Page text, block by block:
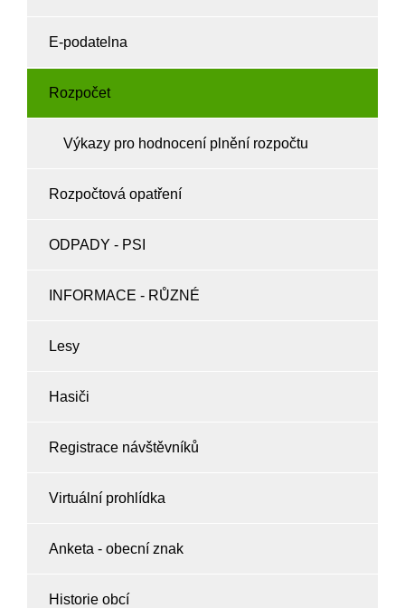
E-podatelna
Rozpočet
Výkazy pro hodnocení plnění rozpočtu
Rozpočtová opatření
ODPADY - PSI
INFORMACE - RŮZNÉ
Lesy
Hasiči
Registrace návštěvníků
Virtuální prohlídka
Anketa - obecní znak
Historie obcí